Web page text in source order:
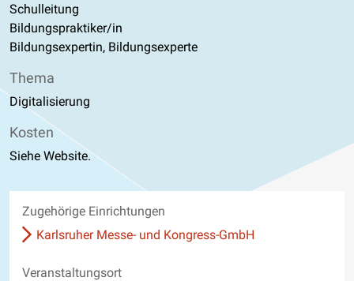
Schulleitung
Bildungspraktiker/in
Bildungsexpertin, Bildungsexperte
Thema
Digitalisierung
Kosten
Siehe Website.
Zugehörige Einrichtungen
Karlsruher Messe- und Kongress-GmbH
Veranstaltungsort